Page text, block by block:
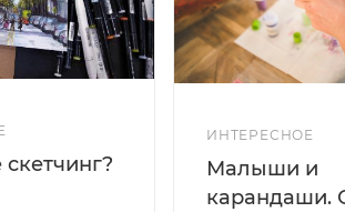
ИНТЕРЕСНОЕ
Малыши и
карандаши.